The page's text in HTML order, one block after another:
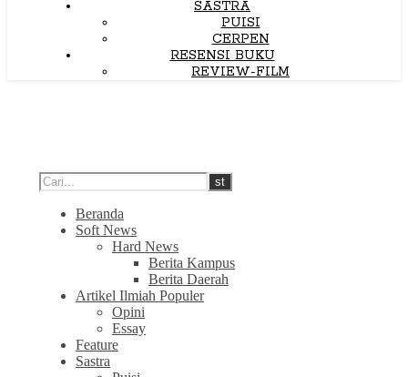
SASTRA
PUISI
CERPEN
RESENSI BUKU
REVIEW-FILM
Beranda
Soft News
Hard News
Berita Kampus
Berita Daerah
Artikel Ilmiah Populer
Opini
Essay
Feature
Sastra